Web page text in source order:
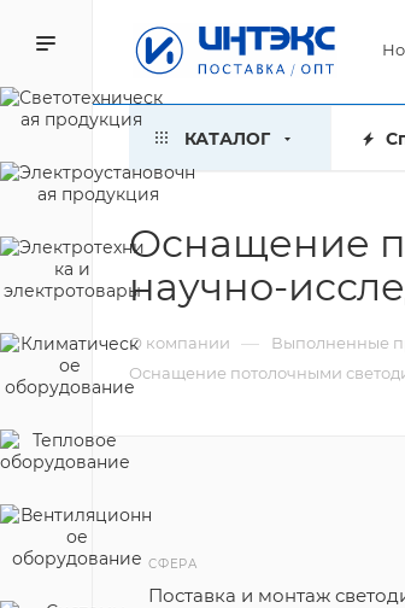
КАТАЛОГ
Оснащение
научно-
О компании — Выполненные
Оснащение потолочными
СФЕРА
Поставка и монтаж